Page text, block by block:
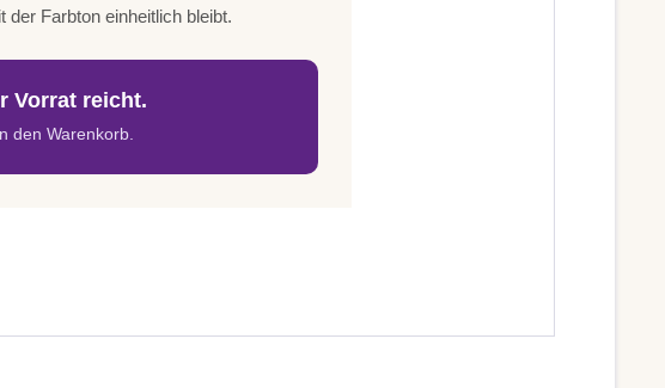
Farbton einheitlich bleibt.
Vorrat reicht.
den Warenkorb.